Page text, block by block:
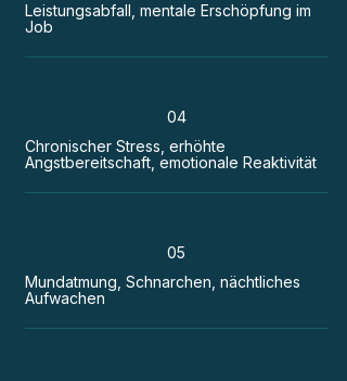
Leistungsabfall, mentale Erschöpfung im
Job
04
Chronischer Stress, erhöhte
Angstbereitschaft, emotionale Reaktivität
05
Mundatmung, Schnarchen, nächtliches
Aufwachen